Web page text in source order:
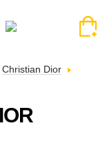
Christian Dior